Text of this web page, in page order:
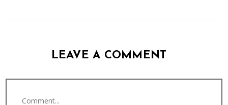
LEAVE A COMMENT